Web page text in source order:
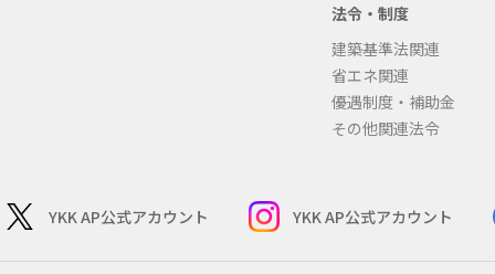
法令・制度
建築基準法関連
省エネ関連
優遇制度・補助金
その他関連法令
YKK AP公式アカウント YKK AP公式アカウント